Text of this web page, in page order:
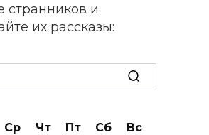
странников и
их рассказы:
2026 22:32
котельные и
Ср Чт Пт Сб
Вс